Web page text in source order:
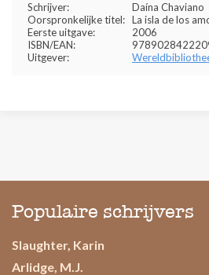
Schrijver:
Daína Chaviano
Oorspronkelijke titel: La isla de los
Eerste uitgave:
2006
ISBN/EAN:
Uitgever:
Populaire schrijvers
Slaughter, Karin
Arlidge, M.J.